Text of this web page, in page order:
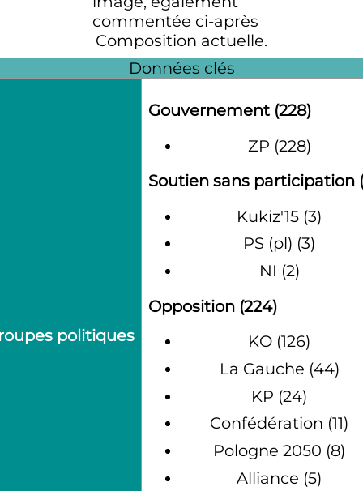
Composition actuelle.
Données clés
politiques
Gouvernement (228)
ZP (228)
Soutien sans participation
Kukiz'15 (3)
PS (pl) (3)
NI (2)
Opposition (224)
KO (126)
La Gauche (44)
KP (24)
Confédération (11)
Pologne 2050 (8)
Alliance (5)